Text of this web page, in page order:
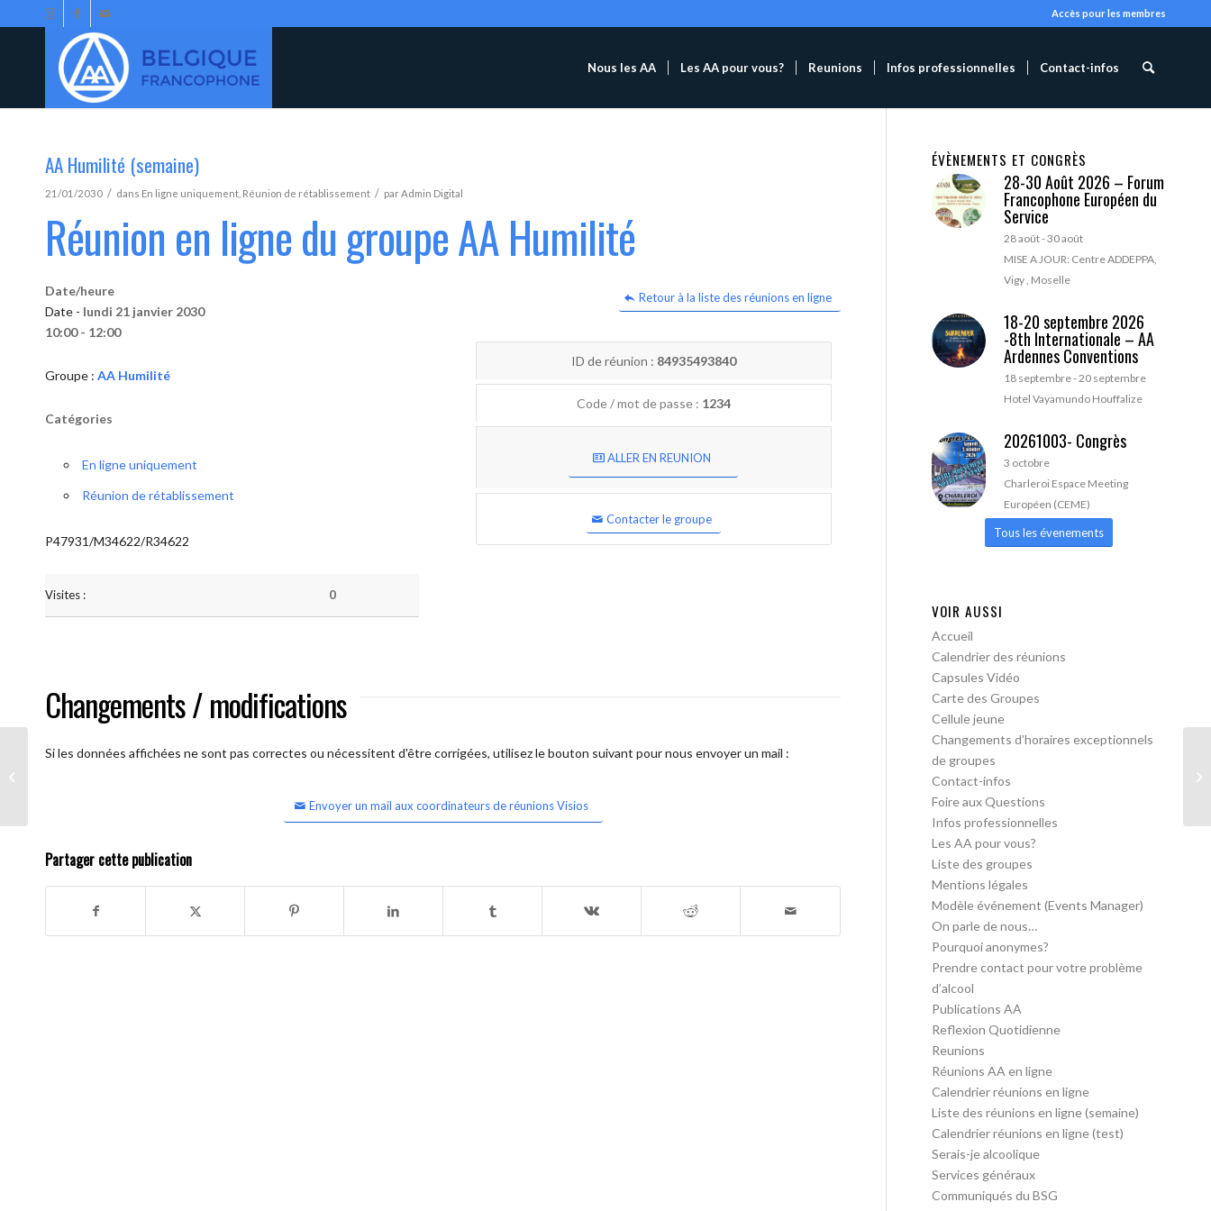
Accès pour les membres
Nous les AA Les AA pour vous? Reunions Infos professionnelles Contact-infos
AA Humilité (semaine)
21/01/2030 / dans En ligne uniquement Réunion de rétablissement / parAdmin Digital
Réunion en ligne du groupe AA Humilité
Retour à la liste des réunions en ligne
Date/heure
Date - lundi 21 janvier 2030
10:00 - 12:00
Groupe : AA Humilité
Catégories
En ligne uniquement
Réunion de rétablissement
P47931/M34622/R34622
Visites : 0
ID de réunion : 84935493840
Code / mot de passe : 1234
ALLER EN REUNION
Contacter le groupe
Changements / modifications
Si les données affichées ne sont pas correctes ou nécessitent d'être corrigées, utilisez le bouton suivant pour nous envoyer un mail :
Envoyer un mail aux coordinateurs de réunions Visios
Partager cette publication
ÉVÈNEMENTS ET CONGRÈS
28-30 Août 2026 – Forum
Francophone Européen du
Service
28 août-30 août
MISE A JOUR: Centre ADDEPPA,
Vigy , Moselle
18-20 septembre 2026
-8th Internationale – AA
Ardennes Conventions
18 septembre-20 septembre
Hotel Vayamundo Houffalize
20261003- Congrès
3 octobre
Charleroi Espace Meeting
Européen (CEME)
Tous les évenements
VOIR AUSSI
Accueil
Calendrier des réunions
Capsules Vidéo
Carte des Groupes
Cellule jeune
Changements d’horaires exceptionnels
de groupes
Contact-infos
Foire aux Questions
Infos professionnelles
Les AA pour vous?
Liste des groupes
Mentions légales
Modèle événement (Events Manager)
On parle de nous…
Pourquoi anonymes?
Prendre contact pour votre problème
d’alcool
Publications AA
Reflexion Quotidienne
Reunions
Réunions AA en ligne
Calendrier réunions en ligne
Liste des réunions en ligne (semaine)
Calendrier réunions en ligne (test)
Serais-je alcoolique
Services généraux
Communiqués du BSG